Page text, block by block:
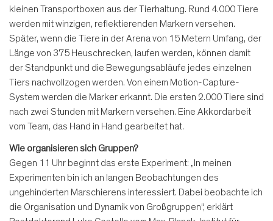
kleinen Transportboxen aus der Tierhaltung. Rund 4.000 Tiere
werden mit winzigen, reflektierenden Markern versehen.
Später, wenn die Tiere in der Arena von 15 Metern Umfang, der
Länge von 375 Heuschrecken, laufen werden, können damit
der Standpunkt und die Bewegungsabläufe jedes einzelnen
Tiers nachvollzogen werden. Von einem Motion-Capture-
System werden die Marker erkannt. Die ersten 2.000 Tiere sind
nach zwei Stunden mit Markern versehen. Eine Akkordarbeit
vom Team, das Hand in Hand gearbeitet hat.
Wie organisieren sich Gruppen?
Gegen 11 Uhr beginnt das erste Experiment: „In meinen
Experimenten bin ich an langen Beobachtungen des
ungehinderten Marschierens interessiert. Dabei beobachte ich
die Organisation und Dynamik von Großgruppen“, erklärt